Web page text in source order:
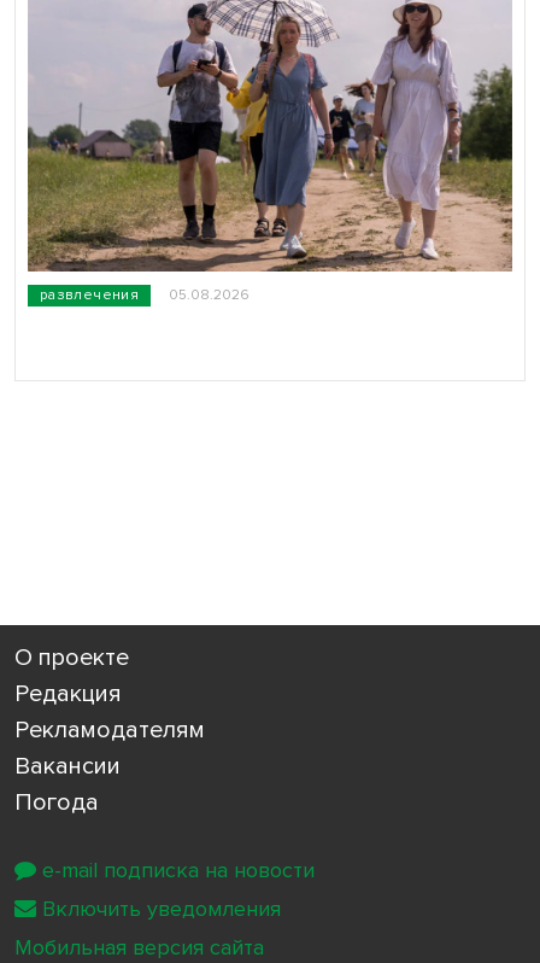
развлечения 05.08.2026
О проекте
Редакция
Рекламодателям
Вакансии
Погода
e-mail подписка на новости
Включить уведомления
Мобильная версия сайта